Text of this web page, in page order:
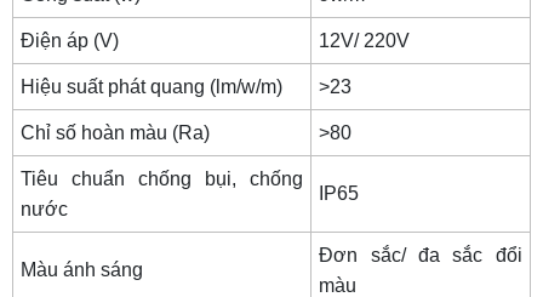
Điện áp (V) 12V/ 220V
Hiệu suất phát quang (lm/w/m) >23
Chỉ số hoàn màu (Ra) >80
Tiêu chuẩn chống bụi, chống
nước
IP65
Màu ánh sáng
Đơn sắc/ đa sắc đổi
màu